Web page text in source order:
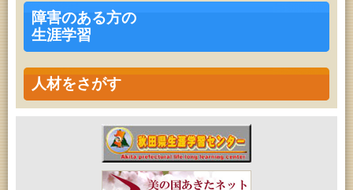
障害のある方の
生涯学習
人材をさがす